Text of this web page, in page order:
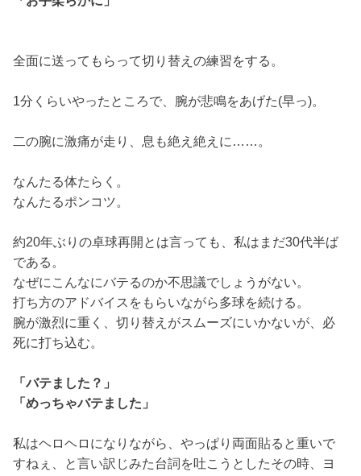
全面に送ってもらって切り替えの練習をする。
1分くらいやったところで、腕が悲鳴をあげた(早っ)。
二の腕に激痛が走り、息も絶え絶えに……。
なんたる体たらく。
なんたるポンコツ。
約20年ぶりの卓球再開とは言っても、私はまだ30代半ば
である。
なぜにこんなにバテるのか不思議でしょうがない。
打ち方のアドバイスをもらいながら多球を続ける。
腕が激烈に重く、切り替えがスムーズにいかないが、必
死に打ち込む。
「バテました？」
「めっちゃバテました」
私はヘロヘロになりながら、やっぱり両面貼ると重いで
すねぇ、と言い訳じみた台詞を吐こうとしたその時、ヨ